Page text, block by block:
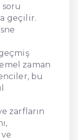
soru
geçilir.
zaman
bu
zarfların